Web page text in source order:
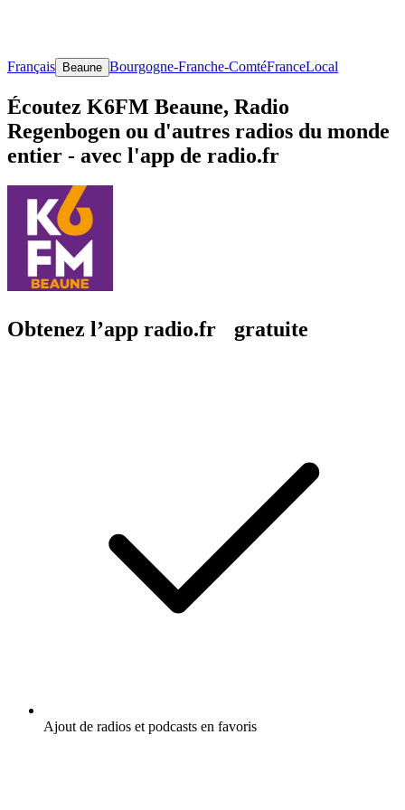
Français Beaune Bourgogne-Franche-ComtéFranceLocal
Écoutez K6FM Beaune, Radio
Regenbogen ou d'autres radios du monde
entier - avec l'app de radio.fr
Obtenez l’app radio.fr gratuite
Ajout de radios et podcasts en favoris